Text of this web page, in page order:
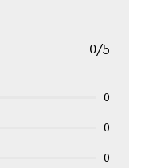
0/5
0
0
0